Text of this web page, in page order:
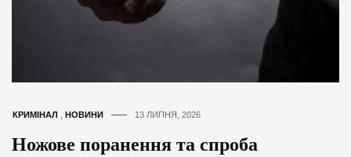
КРИМІНАЛ , НОВИНИ 13 ЛИПНЯ, 2026
Ножове поранення та спроба